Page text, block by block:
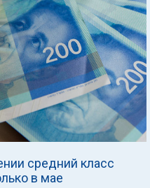
средний класс
в мае